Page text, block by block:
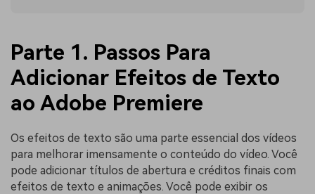
Parte 1. Passos Para
Adicionar Efeitos de Texto
ao Adobe Premiere
Os efeitos de texto são uma parte essencial dos vídeos
para melhorar imensamente o conteúdo do vídeo. Você
pode adicionar títulos de abertura e créditos finais com
efeitos de texto e animações. Você pode exibir os